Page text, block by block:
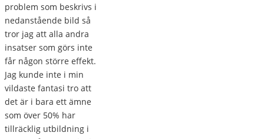
problem som beskrivs i
nedanstående bild så
tror jag att alla andra
insatser som görs inte
får någon större effekt.
Jag kunde inte i min
vildaste fantasi tro att
det är i bara ett ämne
som över 50% har
tillräcklig utbildning i